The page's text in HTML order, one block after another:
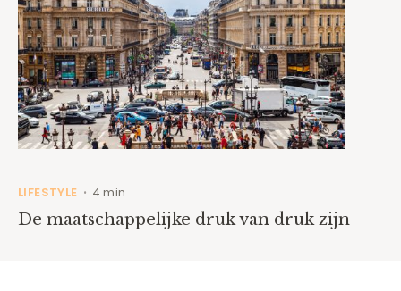
LIFESTYLE • 4 min
De maatschappelijke druk van druk zijn